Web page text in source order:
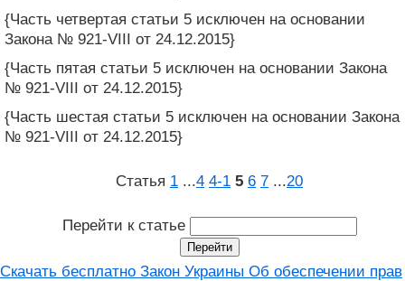
{Часть четвертая статьи 5 исключен на основании
Закона № 921-VIII от 24.12.2015}
{Часть пятая статьи 5 исключен на основании Закона
№ 921-VIII от 24.12.2015}
{Часть шестая статьи 5 исключен на основании Закона
№ 921-VIII от 24.12.2015}
Статья 1 ...4 4‑1 5 6 7 ...20
Перейти к статье
Скачать бесплатно Закон Украины Об обеспечении прав